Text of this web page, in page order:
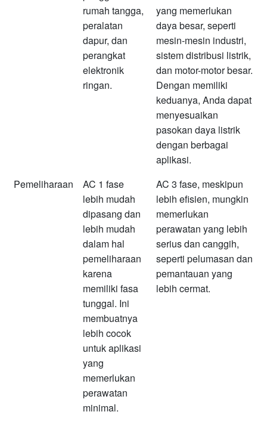
rumah tangga,
peralatan
dapur, dan
perangkat
elektronik
ringan.
yang memerlukan
daya besar, seperti
mesin-mesin industri,
sistem distribusi listrik,
dan motor-motor besar.
Dengan memiliki
keduanya, Anda dapat
menyesuaikan
pasokan daya listrik
dengan berbagai
aplikasi.
Pemeliharaan
AC 1 fase
lebih mudah
dipasang dan
lebih mudah
dalam hal
pemeliharaan
karena
memiliki fasa
tunggal. Ini
membuatnya
lebih cocok
untuk aplikasi
yang
memerlukan
perawatan
minimal.
AC 3 fase, meskipun
lebih efisien, mungkin
memerlukan
perawatan yang lebih
serius dan canggih,
seperti pelumasan dan
pemantauan yang
lebih cermat.